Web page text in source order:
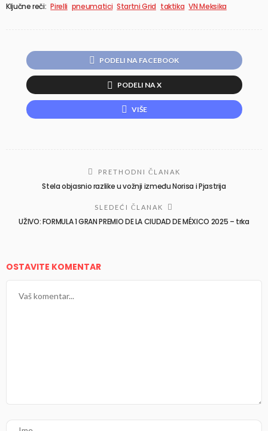
Ključne reči: Pirelli pneumatici Startni Grid taktika VN Meksika
PODELI NA FACEBOOK
PODELI NA X
VIŠE
PRETHODNI ČLANAK
Stela objasnio razlike u vožnji između Norisa i Pjastrija
SLEDEĆI ČLANAK
UŽIVO: FORMULA 1 GRAN PREMIO DE LA CIUDAD DE MÉXICO 2025 – trka
OSTAVITE KOMENTAR